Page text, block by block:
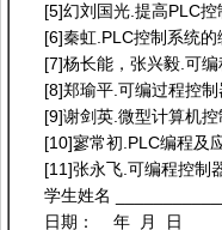
[5]幻刘国光.提高PLC
[6]秦虹.PLC控制系统
[7]杨长能，张兴毅.可
[8]郑瑜平.可编过程控
[9]谢剑英.微型计算机
[10]寥常初.PLC编程及
[11]张永飞.可编程控制
学生姓名
日期： 年 月 日